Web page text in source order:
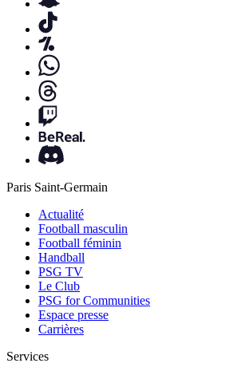
Paris Saint-Germain
Actualité
Football masculin
Football féminin
Handball
PSG TV
Le Club
PSG for Communities
Espace presse
Carrières
Services